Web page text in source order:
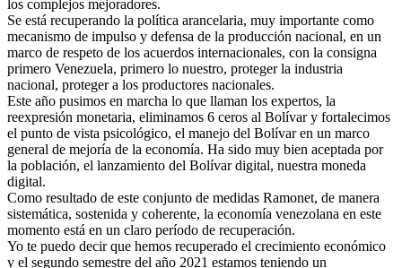
los complejos mejoradores.
Se está recuperando la política arancelaria, muy importante como
mecanismo de impulso y defensa de la producción nacional, en un
marco de respeto de los acuerdos internacionales, con la consigna
primero Venezuela, primero lo nuestro, proteger la industria
nacional, proteger a los productores nacionales.
Este año pusimos en marcha lo que llaman los expertos, la
reexpresión monetaria, eliminamos 6 ceros al Bolívar y fortalecimos
el punto de vista psicológico, el manejo del Bolívar en un marco
general de mejoría de la economía. Ha sido muy bien aceptada por
la población, el lanzamiento del Bolívar digital, nuestra moneda
digital.
Como resultado de este conjunto de medidas Ramonet, de manera
sistemática, sostenida y coherente, la economía venezolana en este
momento está en un claro período de recuperación.
Yo te puedo decir que hemos recuperado el crecimiento económico
y el segundo semestre del año 2021 estamos teniendo un